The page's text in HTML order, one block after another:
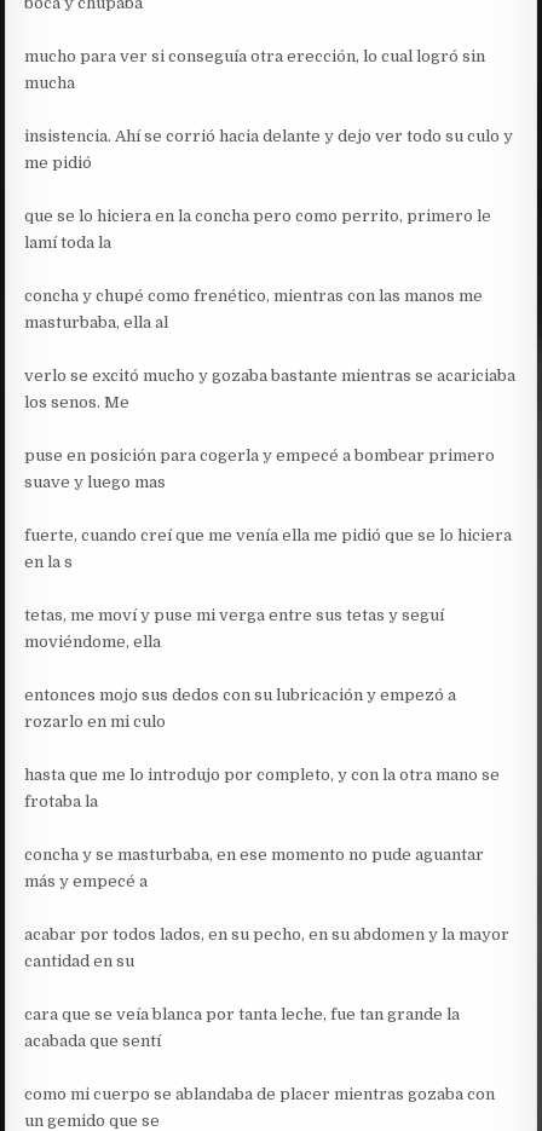
mucho para ver si conseguía otra erección, lo cual logró sin
mucha
insistencia. Ahí se corrió hacia delante y dejo ver todo su culo y
me pidió
que se lo hiciera en la concha pero como perrito, primero le
lamí toda la
concha y chupé como frenético, mientras con las manos me
masturbaba, ella al
verlo se excitó mucho y gozaba bastante mientras se acariciaba
los senos. Me
puse en posición para cogerla y empecé a bombear primero
suave y luego mas
fuerte, cuando creí que me venía ella me pidió que se lo hiciera
en la s
tetas, me moví y puse mi verga entre sus tetas y seguí
moviéndome, ella
entonces mojo sus dedos con su lubricación y empezó a
rozarlo en mi culo
hasta que me lo introdujo por completo, y con la otra mano se
frotaba la
concha y se masturbaba, en ese momento no pude aguantar
más y empecé a
acabar por todos lados, en su pecho, en su abdomen y la mayor
cantidad en su
cara que se veía blanca por tanta leche, fue tan grande la
acabada que sentí
como mi cuerpo se ablandaba de placer mientras gozaba con
un gemido que se